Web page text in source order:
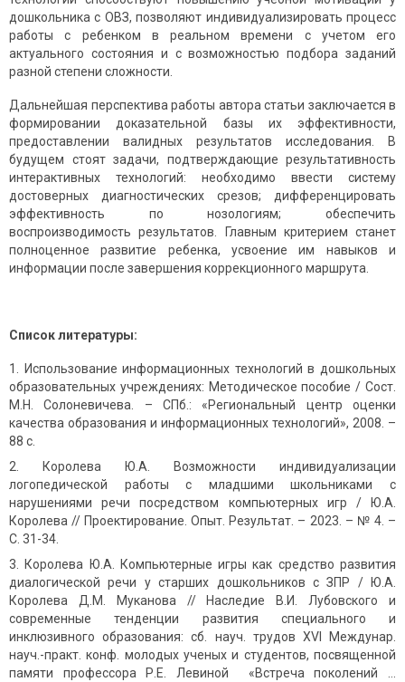
дошкольника с ОВЗ, позволяют индивидуализировать процесс
работы с ребенком в реальном времени с учетом его
актуального состояния и с возможностью подбора заданий
разной степени сложности.
Дальнейшая перспектива работы автора статьи заключается в
формировании доказательной базы их эффективности,
предоставлении валидных результатов исследования. В
будущем стоят задачи, подтверждающие результативность
интерактивных технологий: необходимо ввести систему
достоверных диагностических срезов; дифференцировать
эффективность по нозологиям; обеспечить
воспроизводимость результатов. Главным критерием станет
полноценное развитие ребенка, усвоение им навыков и
информации после завершения коррекционного маршрута.
Список литературы:
Использование информационных технологий в дошкольных
образовательных учреждениях: Методическое пособие / Сост.
М.Н. Солоневичева. – СПб.: «Региональный центр оценки
качества образования и информационных технологий», 2008. –
88 с.
Королева Ю.А. Возможности индивидуализации
логопедической работы с младшими школьниками с
нарушениями речи посредством компьютерных игр / Ю.А.
Королева // Проектирование. Опыт. Результат. – 2023. – № 4. –
С. 31-34.
Королева Ю.А. Компьютерные игры как средство развития
диалогической речи у старших дошкольников с ЗПР / Ю.А.
Королева Д.М. Муканова // Наследие В.И. Лубовского и
современные тенденции развития специального и
инклюзивного образования: сб. науч. трудов XVI Междунар.
науч.-практ. конф. молодых ученых и студентов, посвященной
памяти профессора Р.Е. Левиной «Встреча поколений …